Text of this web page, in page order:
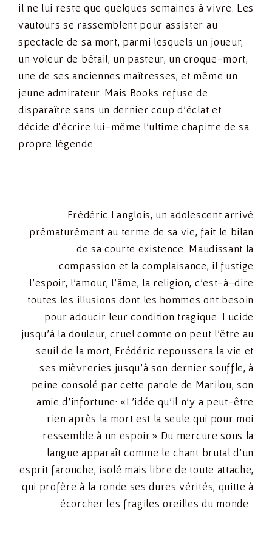
il ne lui reste que quelques semaines à vivre. Les
vautours se rassemblent pour assister au
spectacle de sa mort, parmi lesquels un joueur,
un voleur de bétail, un pasteur, un croque-mort,
une de ses anciennes maîtresses, et même un
jeune admirateur. Mais Books refuse de
disparaître sans un dernier coup d’éclat et
décide d’écrire lui-même l’ultime chapitre de sa
propre légende.
Frédéric Langlois, un adolescent arrivé
prématurément au terme de sa vie, fait le bilan
de sa courte existence. Maudissant la
compassion et la complaisance, il fustige
l’espoir, l’amour, l’âme, la religion, c’est-à-dire
toutes les illusions dont les hommes ont besoin
pour adoucir leur condition tragique. Lucide
jusqu’à la douleur, cruel comme on peut l’être au
seuil de la mort, Frédéric repoussera la vie et
ses mièvreries jusqu’à son dernier souffle, à
peine consolé par cette parole de Marilou, son
amie d’infortune: «L’idée qu’il n’y a peut-être
rien après la mort est la seule qui pour moi
ressemble à un espoir.» Du mercure sous la
langue apparaît comme le chant brutal d’un
esprit farouche, isolé mais libre de toute attache,
qui profère à la ronde ses dures vérités, quitte à
écorcher les fragiles oreilles du monde.